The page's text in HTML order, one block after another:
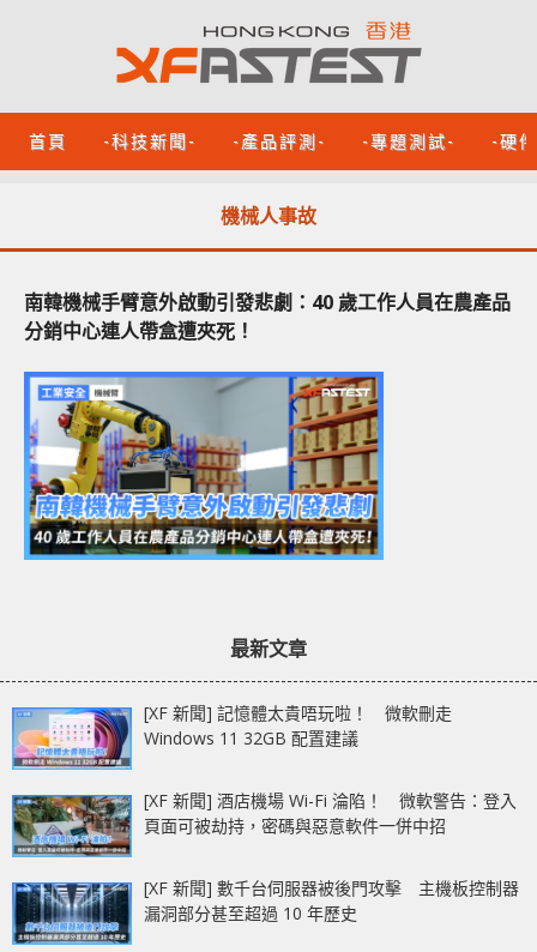
首頁 -科技新聞- -產品評測- -專題測試- -硬
機械人事故
南韓機械手臂意外啟動引發悲劇：40 歲工作人員在農產品
分銷中心連人帶盒遭夾死！
最新文章
[XF 新聞] 記憶體太貴唔玩啦！ 微軟刪走
Windows 11 32GB 配置建議
[XF 新聞] 酒店機場 Wi-Fi 淪陷！ 微軟警告：登入
頁面可被劫持，密碼與惡意軟件一併中招
[XF 新聞] 數千台伺服器被後門攻擊 主機板控制器
漏洞部分甚至超過 10 年歷史